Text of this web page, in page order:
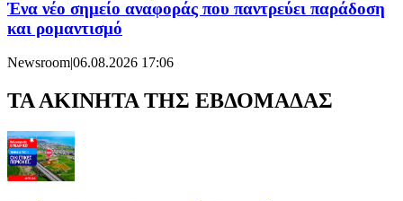
Ένα νέο σημείο αναφοράς που παντρεύει παράδοση
και ρομαντισμό
Newsroom06.08.2026 17:06
ΤΑ ΑΚΙΝΗΤΑ ΤΗΣ ΕΒΔΟΜΑΔΑΣ